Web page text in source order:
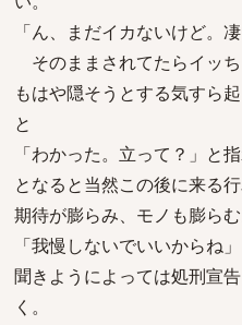
「ん、まだイカないけど。
そのままされてたらイッち
もはや隠そうとする気すら
と
「わかった。立って？」と指
となると当然この後に来る
期待が膨らみ、モノも膨らむ
「我慢しないでいいからね」
聞きようによっては処刑宣
く。